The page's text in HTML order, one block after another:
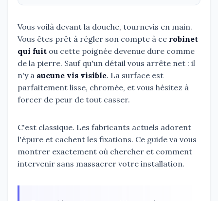
Vous voilà devant la douche, tournevis en main.
Vous êtes prêt à régler son compte à ce robinet
qui fuit ou cette poignée devenue dure comme
de la pierre. Sauf qu'un détail vous arrête net : il
n'y a aucune vis visible. La surface est
parfaitement lisse, chromée, et vous hésitez à
forcer de peur de tout casser.
C'est classique. Les fabricants actuels adorent
l'épure et cachent les fixations. Ce guide va vous
montrer exactement où chercher et comment
intervenir sans massacrer votre installation.